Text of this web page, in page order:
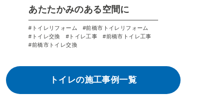
あたたかみのある空間に
トイレリフォーム
前橋市トイレリフォーム
トイレ交換
トイレ工事
前橋市トイレ工事
前橋市トイレ交換
トイレの施工事例一覧